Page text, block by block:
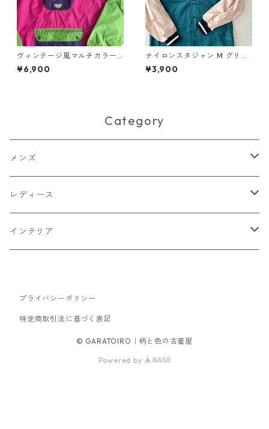
ヴィンテージ風マルチカラー
ナイロンブルゾンアノラック
パーカー マルチ 古着 メンズ
¥6,900
ナイロンスタジャン M グリー
ン×ベージュ 古着 メンズ
¥3,900
Category
メンズ
トップス
Tシャツ・カットソー
スウェット
ボトムス
ジャケット
バッグ
レディース
トップス
シャツ
スカート
アウター
インテリア
テレビ台
プライバシーポリシー
特定商取引法に基づく表記
© GARATOIRO｜柄と色の古着屋
Powered by